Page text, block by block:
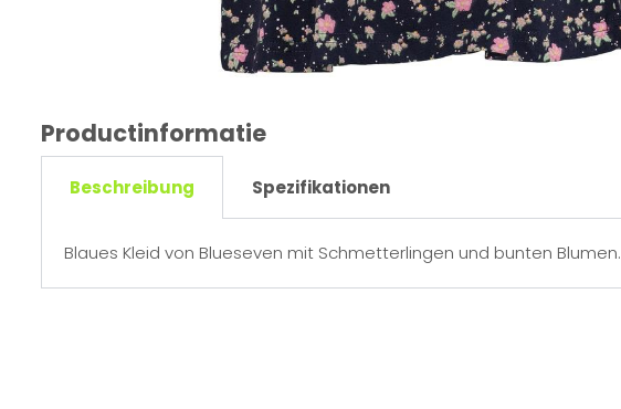
Productinformatie
Beschreibung Spezifikationen
Blaues Kleid von Blueseven mit Schmetterlingen und bunten Blumen.